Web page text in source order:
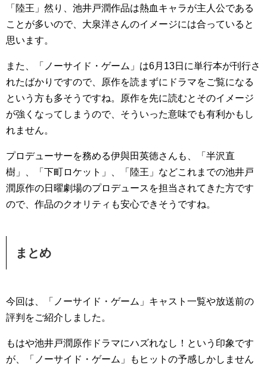
「陸王」然り、池井戸潤作品は熱血キャラが主人公である
ことが多いので、大泉洋さんのイメージには合っていると
思います。
また、「ノーサイド・ゲーム」は6月13日に単行本が刊行さ
れたばかりですので、原作を読まずにドラマをご覧になる
という方も多そうですね。原作を先に読むとそのイメージ
が強くなってしまうので、そういった意味でも有利かもし
れません。
プロデューサーを務める伊與田英徳さんも、「半沢直
樹」、「下町ロケット」、「陸王」などこれまでの池井戸
潤原作の日曜劇場のプロデュースを担当されてきた方です
ので、作品のクオリティも安心できそうですね。
まとめ
今回は、「ノーサイド・ゲーム」キャスト一覧や放送前の
評判をご紹介しました。
もはや池井戸潤原作ドラマにハズれなし！という印象です
が、「ノーサイド・ゲーム」もヒットの予感しかしません